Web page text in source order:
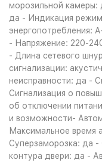
морозильной камеры:
да - Индикация
энергопотребления:
- Напряжение: 220-
- Длина сетевого
сигнализации:
неисправности: да -
Сигнализация о
об отключении
и возможности-
Максимальное время
Суперзаморозка: да
контура двери: да -